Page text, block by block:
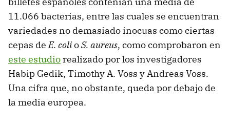
11.066 bacterias, entre las cuales se encuentran
variedades no demasiado inocuas como ciertas
cepas deE. colioS. aureus, como comprobaron en
este estudio realizado por los investigadores
Habip Gedik, Timothy A. Voss y Andreas Voss.
Una cifra que, no obstante, queda por debajo de
la media europea.